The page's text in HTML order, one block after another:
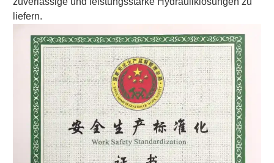
liefern.